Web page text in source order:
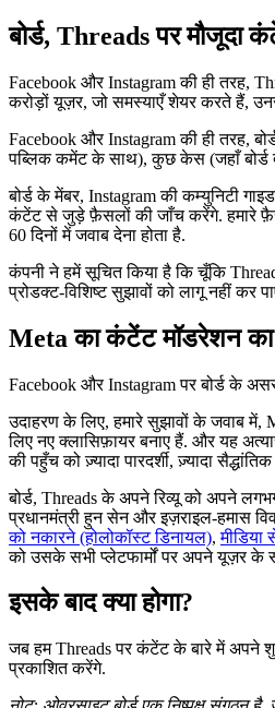
बोर्ड, Threads पर
Facebook और Instagram की ही तरह,
करोड़ों यूज़र, जो समस्याएँ शेयर करते हैं,
Facebook और Instagram की ही तरह,
पब्लिक कमेंट के साथ), कुछ केस (जहाँ बोर्ड
बोर्ड के मेंबर, Instagram की कम्युनिटी
कंटेंट से जुड़े फ़ैसलों की जाँच करेंगे. हमारे
60 दिनों में जवाब देना होता है.
कंपनी ने हमें सूचित किया है कि चूँकि
प्रोडक्ट-विशिष्ट सुझावों को लागू नहीं कर
Meta का कंटेंट मॉडरेशन का
Facebook और Instagram पर बोर्ड के
उदाहरण के लिए, हमारे सुझावों के जवाब
लिए नए क्लासिफ़ायर बनाए हैं. और यह
की पहुँच को ज़्यादा पारदर्शी, ज़्यादा
बोर्ड, Threads के अपने रिव्यू को अपने
प्रधानमंत्री हुन सेन और इज़राइल-हमास
को नकारने (होलोकॉस्ट डिनायल),
को उसके सभी प्लेटफार्मों पर अपने यूज़र के
इसके बाद क्या होगा?
जब हम Threads पर कंटेंट के बारे में अपने
प्रकाशित करेंगे.